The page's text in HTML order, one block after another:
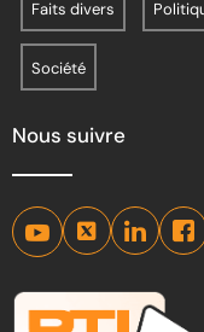
Faits divers
Société
Nous suivre